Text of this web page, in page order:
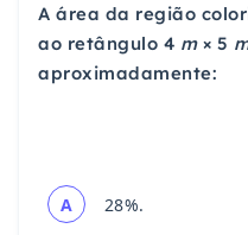
A área da região
ao retângulo 4 m × 5
aproximadamente:
A 28%.